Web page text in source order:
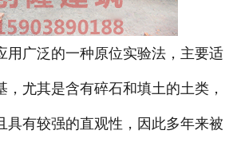
安徽荷载试验
安徽预应力混凝土折线形屋架
用广泛的一种原位实验法，主要适
，尤其是含有碎石和填土的土类，
具有较强的直观性，因此多年来被